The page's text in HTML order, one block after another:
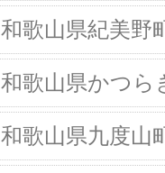
和歌山県紀美野
和歌山県かつら
和歌山県九度山